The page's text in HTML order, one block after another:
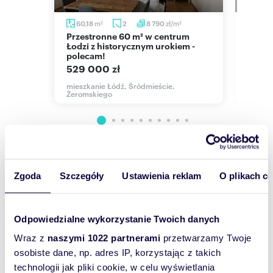
Zgoda Szczegóły Ustawienia reklam O plikach
Odpowiedzialne wykorzystanie Twoich danych
Wraz z naszymi 1022 partnerami przetwarzamy Twoje
osobiste dane, np. adres IP, korzystając z takich
technologii jak pliki cookie, w celu wyświetlania
Oferta wysłana z systemu Galactica Virgo
Numer oferty: EST-MS-7951
Nr licencji zawodowej: 13761
60,18 m2 2 8 790zł/m2
Przestronne 60 m² w centrum
Łodzi z historycznym urokiem -
polecam!
529 000 zł
mieszkanie Łódź, Śródmieście,
Żeromskiego
Wyślij
wiadomość
To najlepszy
sposób, aby
właściciel
oferty